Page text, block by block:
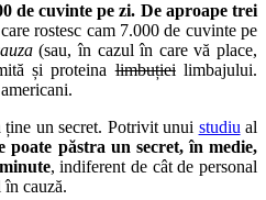
de cuvinte pe zi. De aproape trei
rostesc cam 7.000 de cuvinte pe
(sau, în cazul în care vă place,
și proteinalimbuțieilimbajului.
un secret. Potrivit unui studiu al
poate păstra un secret, în medie,
, indiferent de cât de personal
cauză.